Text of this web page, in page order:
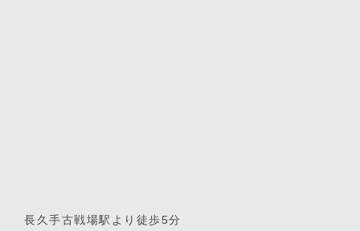
長久手古戦場駅より徒歩5分